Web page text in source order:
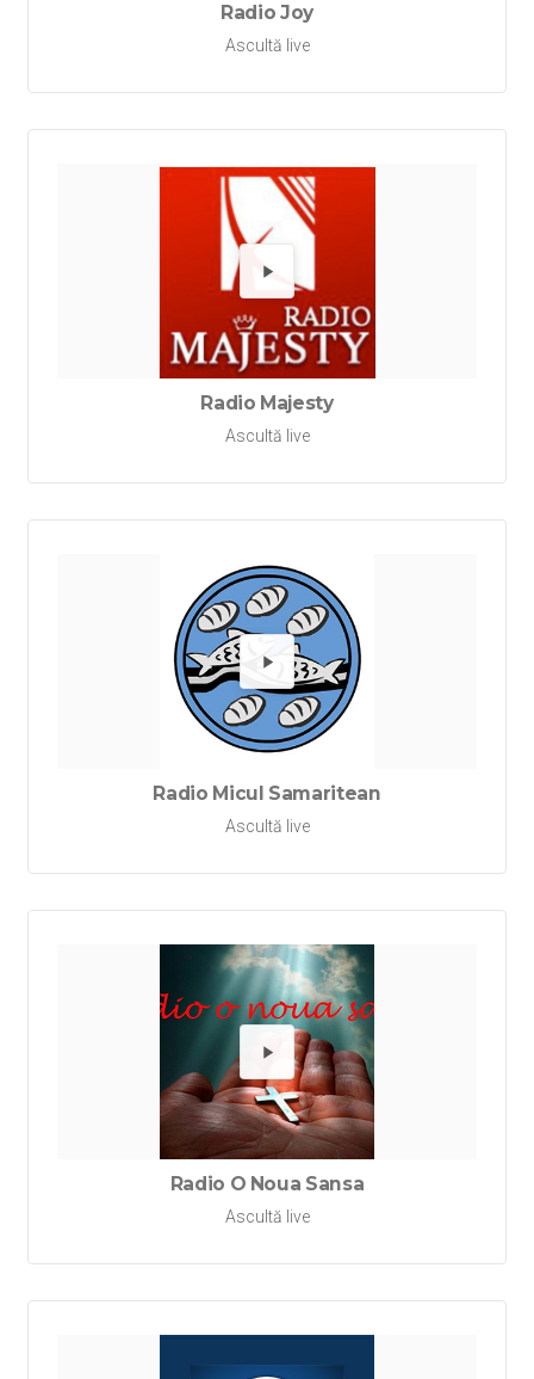
Radio Joy
Ascultă live
Redă
Radio Majesty
Ascultă live
Redă
Radio Micul Samaritean
Ascultă live
Redă
Radio O Noua Sansa
Ascultă live